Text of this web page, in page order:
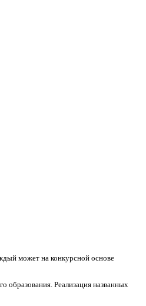
может на конкурсной основе
образования. Реализация названных